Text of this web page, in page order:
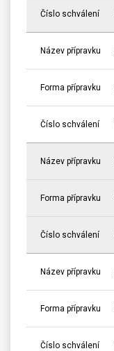
Číslo schválení
Název přípravku
Forma přípravku
Číslo schválení
Název přípravku
Forma přípravku
Číslo schválení
Název přípravku
Forma přípravku
Číslo schválení